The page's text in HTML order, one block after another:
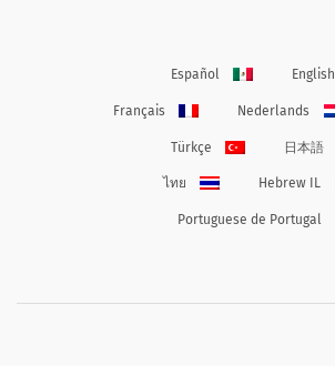
English
Español
Nederlands
Français
日本語
Türkçe
Hebrew IL
ไทย
Portuguese de Portugal